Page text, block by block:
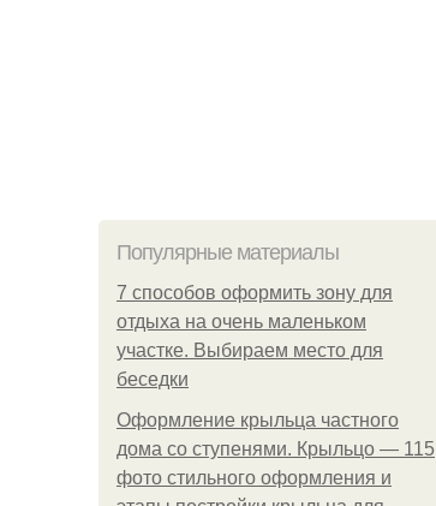
Популярные материалы
7 способов оформить зону для
отдыха на очень маленьком
участке. Выбираем место для
беседки
Оформление крыльца частного
дома со ступенями. Крыльцо — 115
фото стильного оформления и